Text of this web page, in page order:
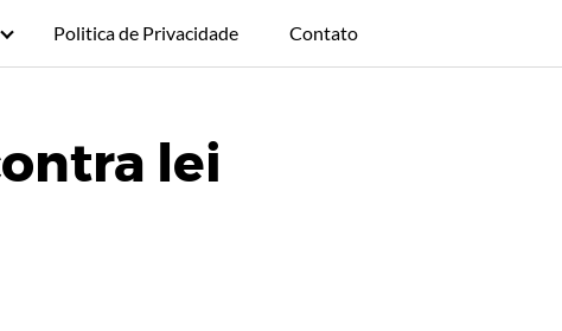
Politica de Privacidade Contato
lei